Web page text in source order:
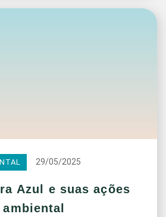
29/05/2025
Azul e suas ações